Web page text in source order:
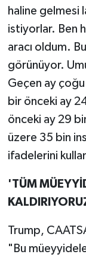
haline gelmesi
istiyorlar. Ben
aracı oldum.
görünüyor.
Geçen ay
bir önceki ay
önceki ay 29
üzere 35 bin
ifadelerini
'TÜM
Trump,
"Bu